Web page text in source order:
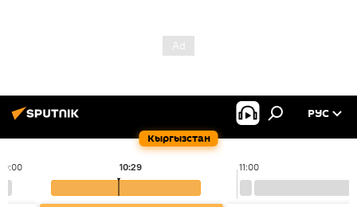
Кыргызстан
РУС
10:00 11:00
10:29